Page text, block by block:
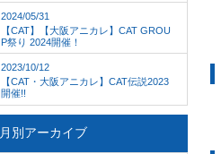
2024/05/31
【CAT】【大阪アニカレ】CAT GROU
P祭り 2024開催！
2023/10/12
【CAT・大阪アニカレ】CAT伝説2023
開催!!
月別アーカイブ